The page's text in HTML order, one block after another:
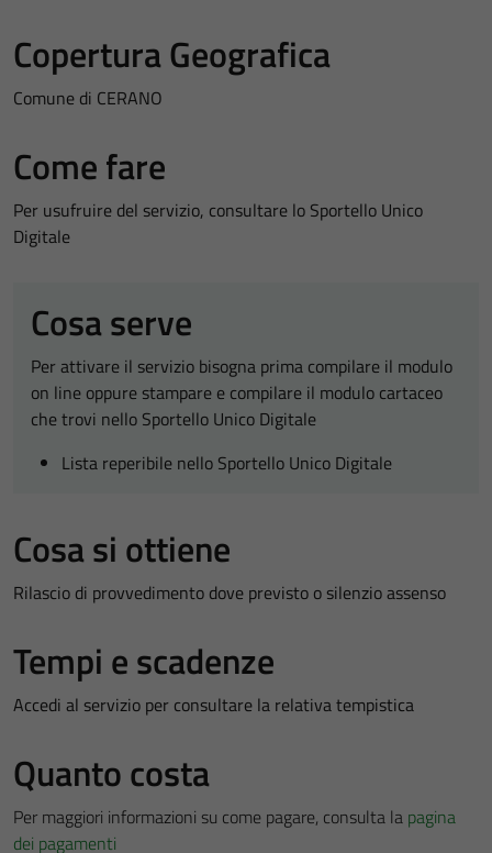
Copertura Geografica
Comune di CERANO
Come fare
Per usufruire del servizio, consultare lo Sportello Unico
Digitale
Cosa serve
Per attivare il servizio bisogna prima compilare il modulo
on line oppure stampare e compilare il modulo cartaceo
che trovi nello Sportello Unico Digitale
Lista reperibile nello Sportello Unico Digitale
Cosa si ottiene
Rilascio di provvedimento dove previsto o silenzio assenso
Tempi e scadenze
Accedi al servizio per consultare la relativa tempistica
Quanto costa
Per maggiori informazioni su come pagare, consulta la pagina
dei pagamenti